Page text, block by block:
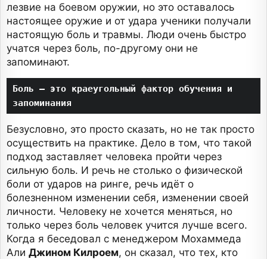
лезвие на боевом оружии, но это оставалось
настоящее оружие и от удара ученики получали
настоящую боль и травмы. Люди очень быстро
учатся через боль, по-другому они не
запоминают.
Боль — это краеугольный фактор обучения и
запоминания
Безусловно, это просто сказать, но не так просто
осуществить на практике. Дело в том, что такой
подход заставляет человека пройти через
сильную боль. И речь не столько о физической
боли от ударов на ринге, речь идёт о
болезненном изменении себя, изменении своей
личности. Человеку не хочется меняться, но
только через боль человек учится лучше всего.
Когда я беседовал с менеджером Мохаммеда
Али Джином Килроем, он сказал, что тех, кто